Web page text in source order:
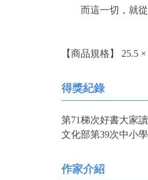
而這一切，就從
【商品規格】 25.5
得獎紀錄
第71梯次好書大家讀
文化部第39次中小
作家介紹